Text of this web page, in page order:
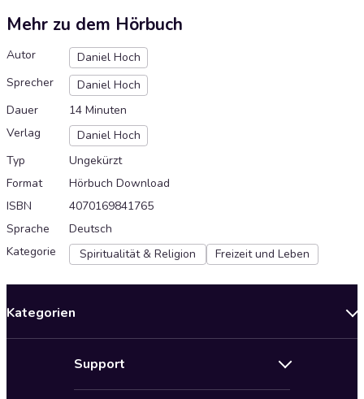
Mehr zu dem Hörbuch
Autor
Daniel Hoch
Sprecher
Daniel Hoch
Dauer
14 Minuten
Verlag
Daniel Hoch
Typ
Ungekürzt
Format
Hörbuch Download
ISBN
4070169841765
Sprache
Deutsch
Kategorie
Spiritualität & Religion Freizeit und Leben
Kategorien
Support